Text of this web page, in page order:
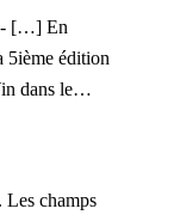
- […] En
5ième édition
dans le…
Les champs